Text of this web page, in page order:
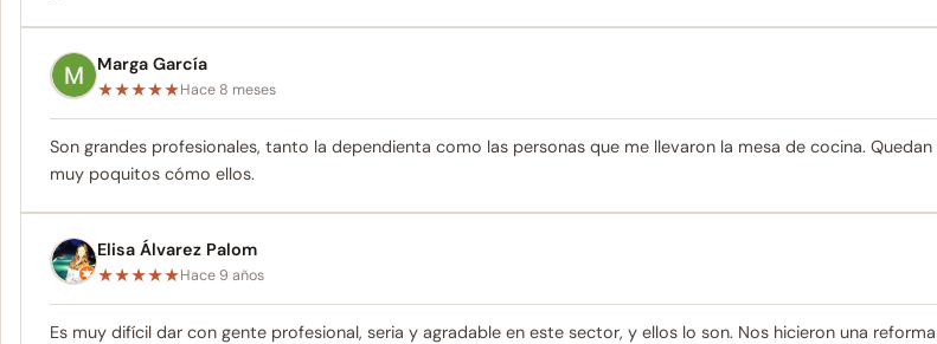
Marga García
★★★★★Hace 8 meses
Son grandes profesionales, tanto la dependienta como las personas que me llevaron la mesa de cocina. Quedan
muy poquitos cómo ellos.
Elisa Álvarez Palom
★★★★★Hace 9 años
Es muy difícil dar con gente profesional, seria y agradable en este sector, y ellos lo son. Nos hicieron una reforma